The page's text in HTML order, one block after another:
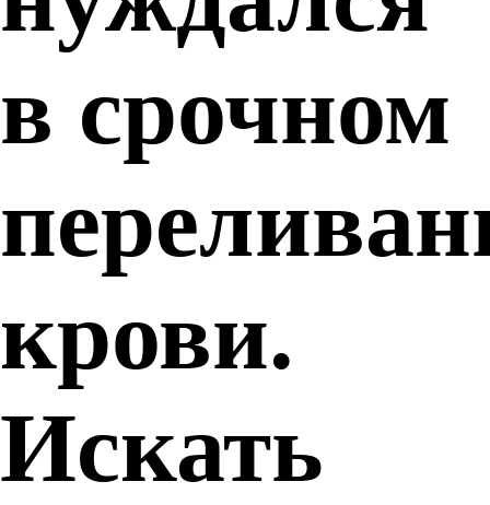
в срочном
крови.
Искать